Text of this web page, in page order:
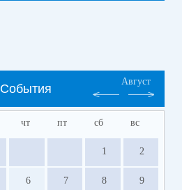
События
Август
чт пт сб вс
1 2
6 7 8 9